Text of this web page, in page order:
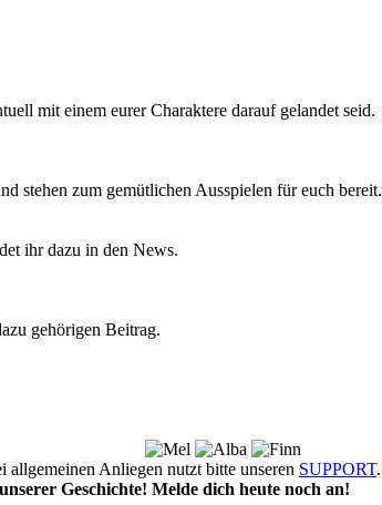
mit einem eurer Charaktere darauf gelandet seid.
stehen zum gemütlichen Ausspielen für euch bereit.
ihr dazu in den News.
gehörigen Beitrag.
allgemeinen Anliegen nutzt bitte unseren SUPPORT.
Geschichte! Melde dich heute noch an!